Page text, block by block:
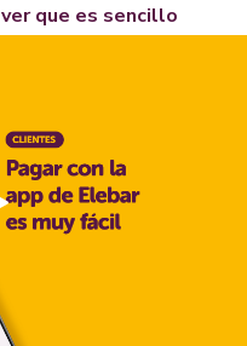
que es sencillo